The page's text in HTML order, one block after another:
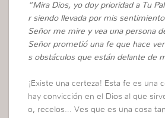
“Mira Dios, yo doy prioridad a Tu
r siendo llevada por mis
Señor me mire y vea una persona
Señor prometió una fe que hace
s obstáculos que están delante de
¡Existe una certeza! Esta fe es una
hay convicción en el Dios al que
o, recelos… Ves que es una cosa